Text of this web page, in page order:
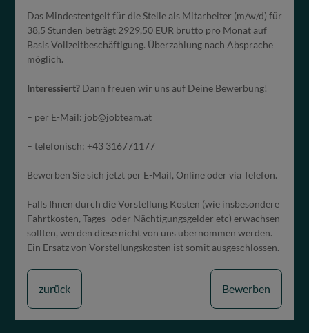
Das Mindestentgelt für die Stelle als Mitarbeiter (m/w/d) für
38,5 Stunden beträgt 2929,50 EUR brutto pro Monat auf
Basis Vollzeitbeschäftigung. Überzahlung nach Absprache
möglich.
Interessiert? Dann freuen wir uns auf Deine Bewerbung!
– per E-Mail: job@jobteam.at
– telefonisch: +43 316771177
Bewerben Sie sich jetzt per E-Mail, Online oder via Telefon.
Falls Ihnen durch die Vorstellung Kosten (wie insbesondere
Fahrtkosten, Tages- oder Nächtigungsgelder etc) erwachsen
sollten, werden diese nicht von uns übernommen werden.
Ein Ersatz von Vorstellungskosten ist somit ausgeschlossen.
zurück Bewerben